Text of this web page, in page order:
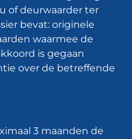
of deurwaarder ter
bevat: originele
waarmee de
is gegaan
over de betreffende
3 maanden de